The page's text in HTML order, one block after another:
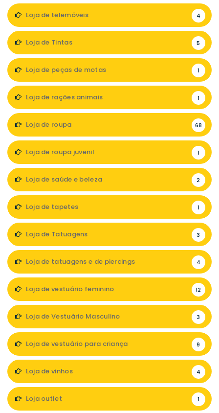
Loja de telemóveis 4
Loja de Tintas 5
Loja de peças de motas 1
Loja de rações animais 1
Loja de roupa 68
Loja de roupa juvenil 1
Loja de saúde e beleza 2
Loja de tapetes 1
Loja de Tatuagens 3
Loja de tatuagens e de piercings 4
Loja de vestuário feminino 12
Loja de Vestuário Masculino 3
Loja de vestuário para criança 9
Loja de vinhos 4
Loja outlet 1